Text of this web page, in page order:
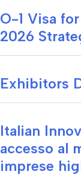
O-1 Visa
2026
Exhibitors
Italian
accesso al
imprese